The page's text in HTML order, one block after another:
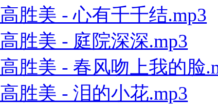
高胜美 - 心有千千结.mp3
高胜美 - 庭院深深.mp3
高胜美 - 春风吻上我的脸
高胜美 - 泪的小花.mp3